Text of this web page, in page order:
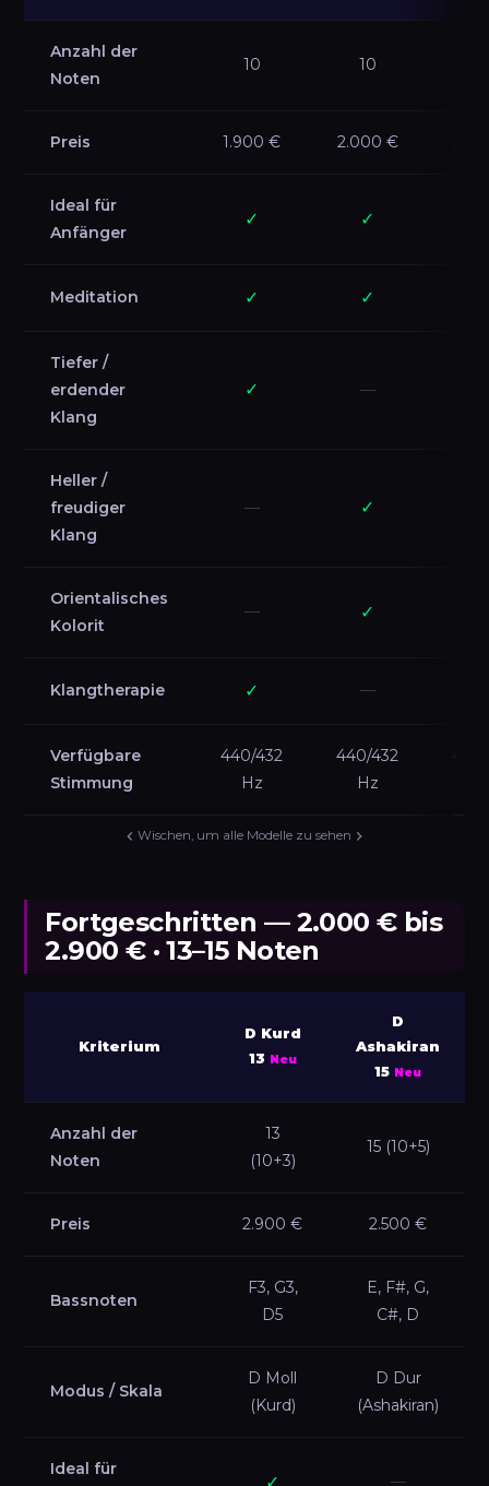
Anzahl der
Noten
10 10
Preis 1.900 € 2.000 €
Ideal für
Anfänger
✓ ✓
Meditation ✓ ✓
Tiefer /
erdender
Klang
✓ —
Heller /
freudiger
Klang
— ✓
Orientalisches
Kolorit
— ✓
Klangtherapie ✓ —
Verfügbare
Stimmung
440/432
Hz
440/432
Hz
Wischen, um alle Modelle zu sehen
Fortgeschritten — 2.000 € bis
2.900 € · 13–15 Noten
Kriterium
D Kurd
13 Neu
D
Ashakiran
15 Neu
Anzahl der
Noten
13
(10+3)
15 (10+5)
Preis 2.900 € 2.500 €
Bassnoten
F3, G3,
D5
E, F#, G,
C#, D
Modus / Skala
D Moll
(Kurd)
D Dur
(Ashakiran)
Ideal für
—